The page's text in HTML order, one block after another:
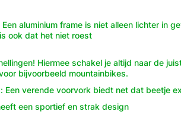
Een aluminium frame is niet alleen lichter in
ook dat het niet roest
Hiermee schakel je altijd naar de
bijvoorbeeld mountainbikes.
Een verende voorvork biedt net dat beetje
een sportief en strak design